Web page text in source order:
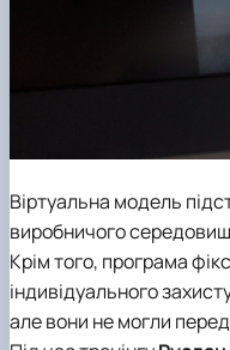
Віртуальна модель
виробничого
Крім того, програма
індивідуального
але вони не могли